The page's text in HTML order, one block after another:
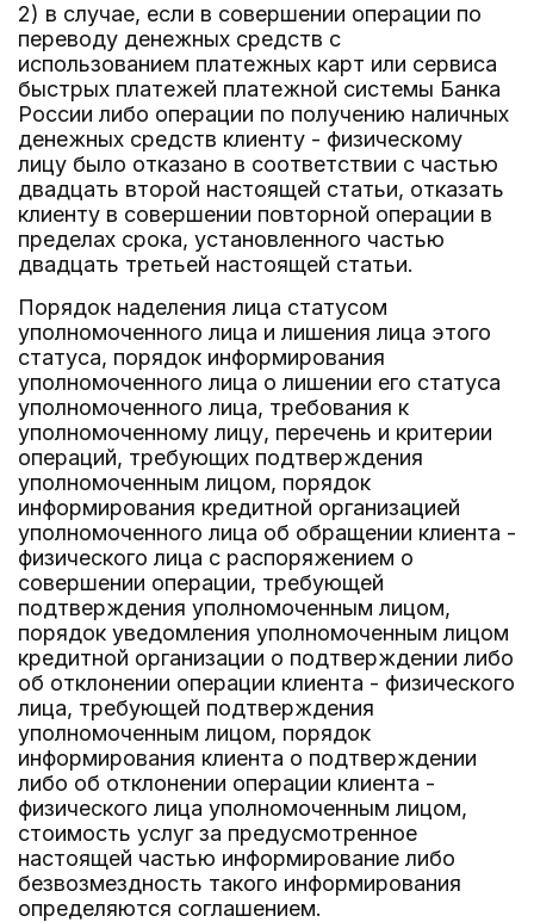
2) в случае, если в совершении операции по
переводу денежных средств с
использованием платежных карт или сервиса
быстрых платежей платежной системы Банка
России либо операции по получению наличных
денежных средств клиенту - физическому
лицу было отказано в соответствии с частью
двадцать второй настоящей статьи, отказать
клиенту в совершении повторной операции в
пределах срока, установленного частью
двадцать третьей настоящей статьи.
Порядок наделения лица статусом
уполномоченного лица и лишения лица этого
статуса, порядок информирования
уполномоченного лица о лишении его статуса
уполномоченного лица, требования к
уполномоченному лицу, перечень и критерии
операций, требующих подтверждения
уполномоченным лицом, порядок
информирования кредитной организацией
уполномоченного лица об обращении клиента -
физического лица с распоряжением о
совершении операции, требующей
подтверждения уполномоченным лицом,
порядок уведомления уполномоченным лицом
кредитной организации о подтверждении либо
об отклонении операции клиента - физического
лица, требующей подтверждения
уполномоченным лицом, порядок
информирования клиента о подтверждении
либо об отклонении операции клиента -
физического лица уполномоченным лицом,
стоимость услуг за предусмотренное
настоящей частью информирование либо
безвозмездность такого информирования
определяются соглашением.